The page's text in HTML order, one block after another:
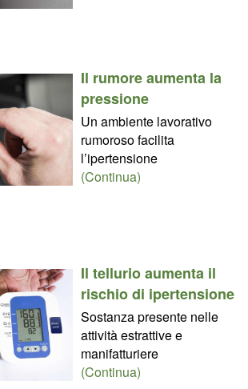
Il rumore aumenta la
pressione
Un ambiente lavorativo
rumoroso facilita
l’ipertensione
(Continua)
Il tellurio aumenta il
rischio di ipertensione
Sostanza presente nelle
attività estrattive e
manifatturiere
(Continua)